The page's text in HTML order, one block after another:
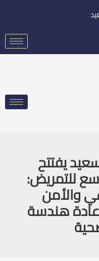
يفتتح
للتمريض:
والأمن
هندسة